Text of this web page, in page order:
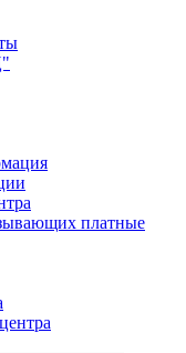
платные